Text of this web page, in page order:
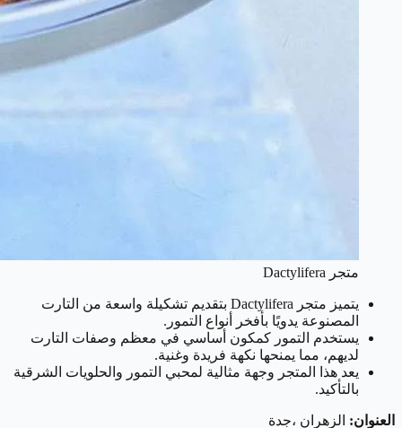
متجر Dactylifera
يتميز متجر Dactylifera بتقديم تشكيلة واسعة من التارت
المصنوعة يدويًا بأفخر أنواع التمور.
يستخدم التمور كمكون أساسي في معظم وصفات التارت
لديهم، مما يمنحها نكهة فريدة وغنية.
يعد هذا المتجر وجهة مثالية لمحبي التمور والحلويات الشرقية
بالتأكيد.
العنوان: الزهران ،جدة